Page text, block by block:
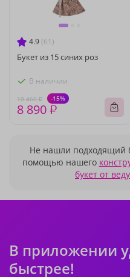
4.9 (61)
Букет из 15 синих роз
В наличии
10 460 ₽ -15%
8 890 ₽
Не нашли подходящий
помощью нашего
букет от
В приложении
быстрее!